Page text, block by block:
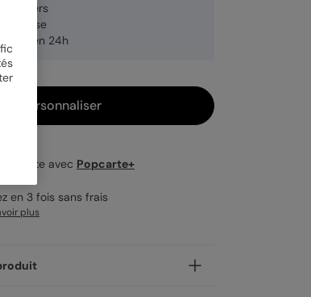
stickers
en 24h
Personnaliser
gratuite avec Popcarte+
en 3 fois sans frais
plus